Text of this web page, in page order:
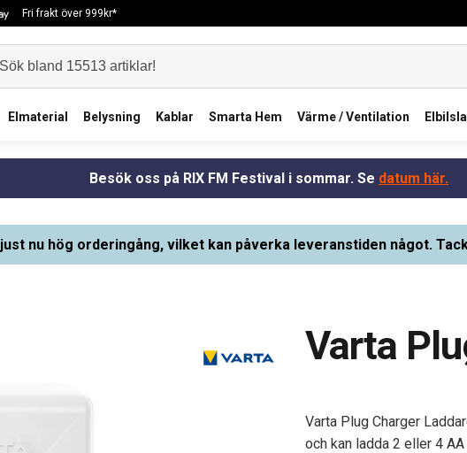
Fri frakt över 999kr*
Elmaterial Belysning Kablar Smarta Hem Värme / Ventilation
Besök oss på RIX FM Festival i sommar. Se datum här.
nu hög orderingång, vilket kan påverka leveranstiden något.
Varta
Varta Plug Charger
och kan ladda 2 eller 4